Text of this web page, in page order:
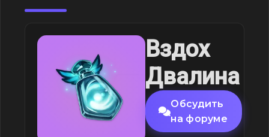
Вздох
Двалина
Обсудить
на форуме